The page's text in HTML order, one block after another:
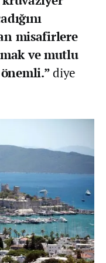
misafirlere
ve mutlu
diye